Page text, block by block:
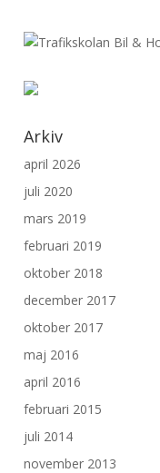
Arkiv
april 2026
juli 2020
mars 2019
februari 2019
oktober 2018
december 2017
oktober 2017
maj 2016
april 2016
februari 2015
juli 2014
november 2013